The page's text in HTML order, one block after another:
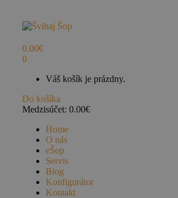
0.00€
0
Váš košík je prázdny.
Do košíka
Medzisúčet: 0.00€
Home
O nás
eŠop
Servis
Blog
Konfigurátor
Kontakt